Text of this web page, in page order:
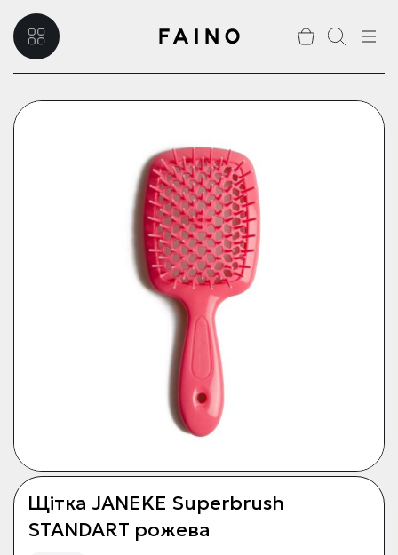
Щітка JANEKE Superbrush
STANDART рожева